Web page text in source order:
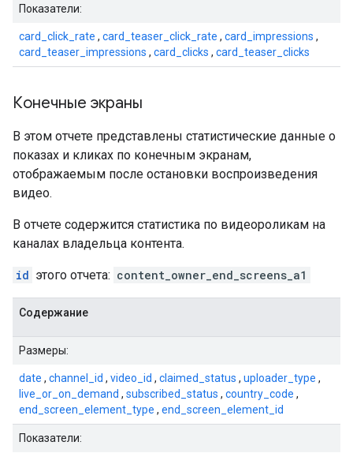
Показатели:
card_click_rate , card_teaser_click_rate , card_impressions ,
card_teaser_impressions , card_clicks , card_teaser_clicks
Конечные экраны
В этом отчете представлены статистические данные о
показах и кликах по конечным экранам,
отображаемым после остановки воспроизведения
видео.
В отчете содержится статистика по видеороликам на
каналах владельца контента.
id этого отчета: content_owner_end_screens_a1
Содержание
Размеры:
date , channel_id , video_id , claimed_status , uploader_type ,
live_or_on_demand , subscribed_status , country_code ,
end_screen_element_type , end_screen_element_id
Показатели: